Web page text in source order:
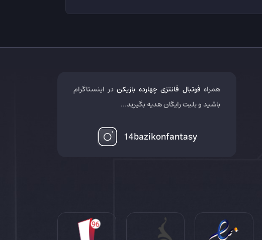
همراه فوتبال فانتزی چهارده بازیکن در اینستاگرام
باشید و بلیت رایگان هدیه بگیرید...
14bazikonfantasy